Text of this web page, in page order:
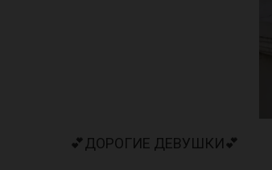
💕ДОРОГИЕ ДЕВУШКИ💕